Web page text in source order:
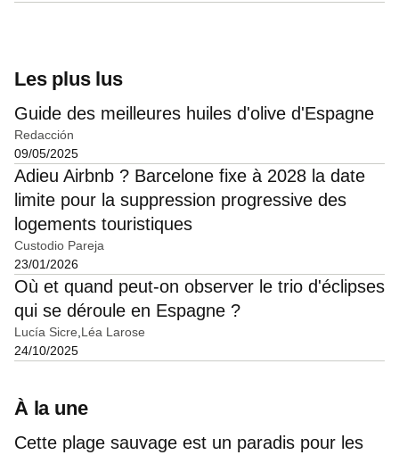
Les plus lus
Guide des meilleures huiles d'olive d'Espagne
Redacción
09/05/2025
Adieu Airbnb ? Barcelone fixe à 2028 la date
limite pour la suppression progressive des
logements touristiques
Custodio Pareja
23/01/2026
Où et quand peut-on observer le trio d'éclipses
qui se déroule en Espagne ?
Lucía Sicre Léa Larose
24/10/2025
À la une
Cette plage sauvage est un paradis pour les